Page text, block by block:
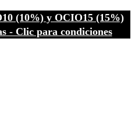
(10%) y OCIO15 (15%)
- Clic para condiciones